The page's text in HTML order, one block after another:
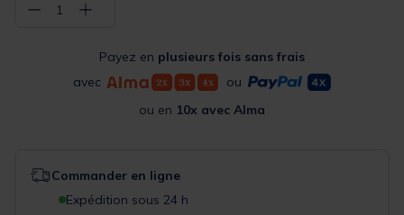
− 1 +
Payez en plusieurs fois sans frais
avec
ou
ou en 10x avec Alma
Commander en ligne
Expédition sous 24 h